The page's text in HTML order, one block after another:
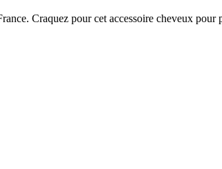
Craquez pour cet accessoire cheveux